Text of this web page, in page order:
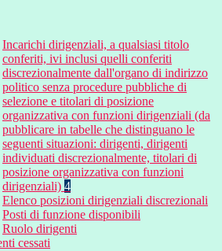
Incarichi dirigenziali, a qualsiasi titolo
conferiti, ivi inclusi quelli conferiti
discrezionalmente dall'organo di indirizzo
politico senza procedure pubbliche di
selezione e titolari di posizione
organizzativa con funzioni dirigenziali (da
pubblicare in tabelle che distinguano le
seguenti situazioni: dirigenti, dirigenti
individuati discrezionalmente, titolari di
posizione organizzativa con funzioni
dirigenziali) 4
Elenco posizioni dirigenziali discrezionali
Posti di funzione disponibili
Ruolo dirigenti
cessati